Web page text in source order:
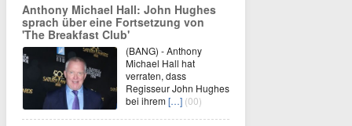
Anthony Michael Hall: John Hughes
sprach über eine Fortsetzung von
'The Breakfast Club'
(BANG) - Anthony
Michael Hall hat
verraten, dass
Regisseur John Hughes
bei ihrem[…] (00)